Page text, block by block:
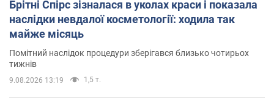
Брітні Спірс зізналася в уколах краси і показала
наслідки невдалої косметології: ходила так
майже місяць
Помітний наслідок процедури зберігався близько чотирьох
тижнів
9.08.2026 13:19 1,5 т.